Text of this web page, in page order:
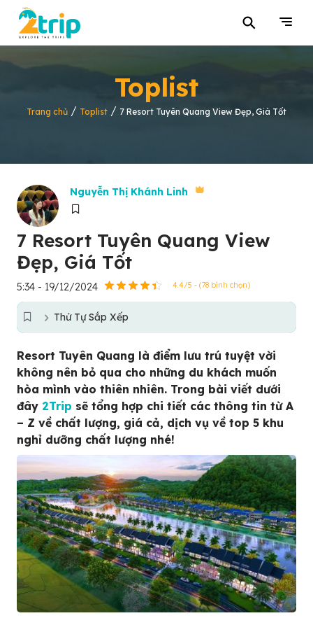
⚲
Toplist
Trang chủ / Toplist / 7 Resort Tuyên Quang View Đẹp, Giá Tốt
Nguyễn Thị Khánh Linh
7 Resort Tuyên Quang View
Đẹp, Giá Tốt
5:34 - 19/12/2024 4.4/5 - (78 bình chọn)
Thứ Tự Sắp Xếp
Resort Tuyên Quang là điểm lưu trú tuyệt vời
không nên bỏ qua cho những du khách muốn
hòa mình vào thiên nhiên. Trong bài viết dưới
đây 2Trip sẽ tổng hợp chi tiết các thông tin từ A
– Z về chất lượng, giá cả, dịch vụ về top 5 khu
nghỉ dưỡng chất lượng nhé!